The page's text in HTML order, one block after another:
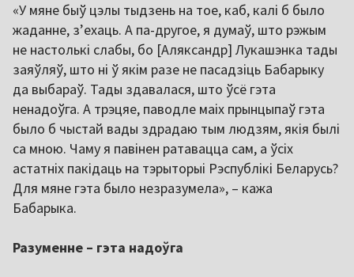
«У мяне быў цэлы тыдзень на тое, каб, калі б было
жаданне, з’ехаць. А па-другое, я думаў, што рэжым
не настолькі слабы, бо [Аляксандр] Лукашэнка тады
заяўляў, што ні ў якім разе не пасадзіць Бабарыку
да выбараў. Тады здавалася, што ўсё гэта
ненадоўга. А трэцяе, паводле маіх прынцыпаў гэта
было б чыстай вады здрадаю тым людзям, якія былі
са мною. Чаму я павінен ратавацца сам, а ўсіх
астатніх пакідаць на тэрыторыі Рэспублікі Беларусь?
Для мяне гэта было незразумела», – кажа
Бабарыка.
Разуменне – гэта надоўга